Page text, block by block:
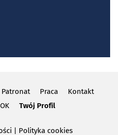
Patronat Praca
Kontakt
Twój Profil
| Polityka cookies